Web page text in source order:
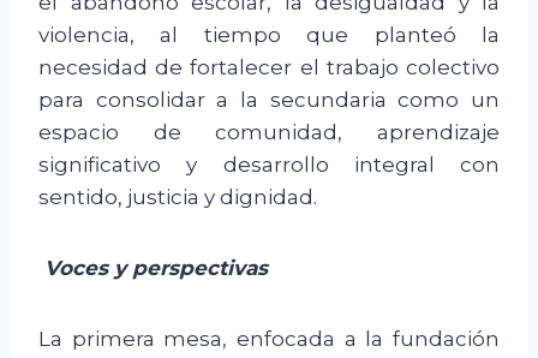
violencia, al tiempo que planteó la
necesidad de fortalecer el trabajo colectivo
para consolidar a la secundaria como un
espacio de comunidad, aprendizaje
significativo y desarrollo integral con
sentido, justicia y dignidad.
Voces y perspectivas
La primera mesa, enfocada a la fundación